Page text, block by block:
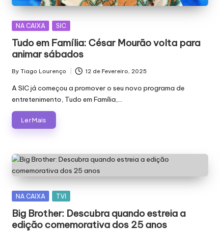
Posted
NA CAIXA SIC
Tudo em Família: César Mourão volta para
animar sábados
Posted
by
By Tiago Lourenço 12 de Fevereiro, 2025
A SIC já começou a promover o seu novo programa de
entretenimento, Tudo em Família,…
Ler Mais
Posted
NA CAIXA TVI
Big Brother: Descubra quando estreia a
edição comemorativa dos 25 anos